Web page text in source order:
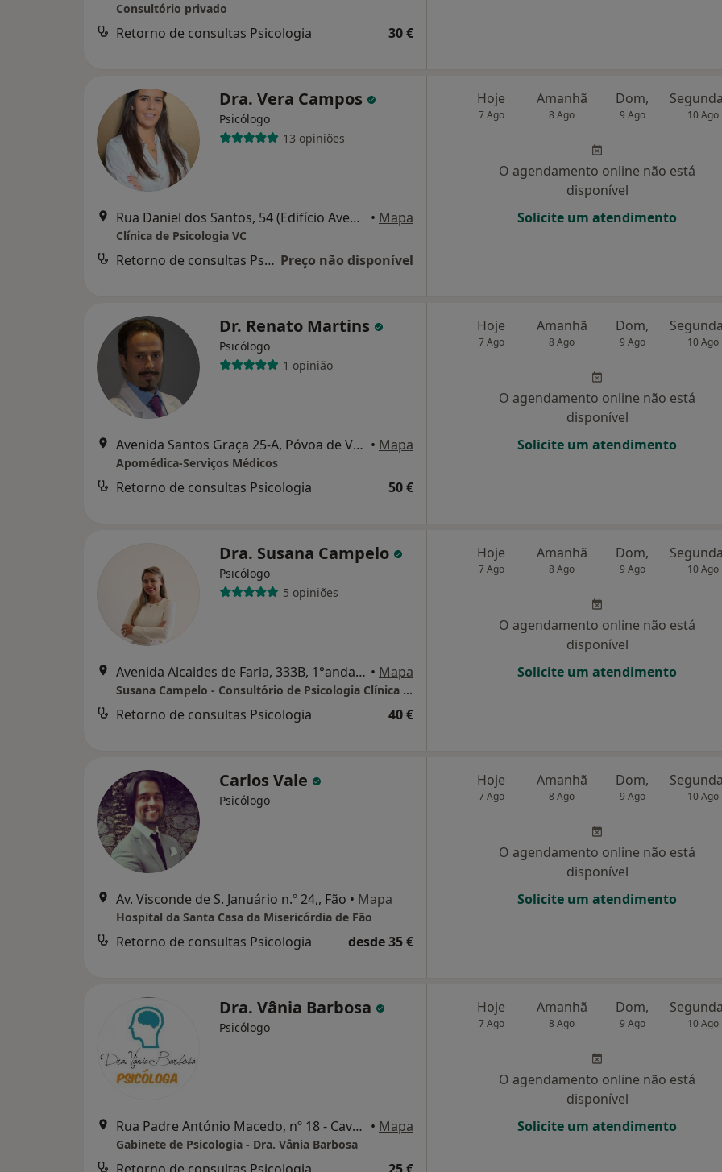
Consultório privado
Retorno de consultas Psicologia 30 €
Dra. Vera Campos
Psicólogo
13 opiniões
Rua Daniel dos Santos, 54 (Edifício Avenida- Traseiras), Vila Nova de Famalicão • Mapa
Clínica de Psicologia VC
Retorno de consultas Psicologia Preço não disponível
Hoje
7 Ago
Amanhã
8 Ago
Dom,
9 Ago 10 Ago
O agendamento online não está
disponível
Solicite um atendimento
Dr. Renato Martins
Psicólogo
1 opinião
Avenida Santos Graça 25-A, Póvoa de Varzim • Mapa
Apomédica-Serviços Médicos
Retorno de consultas Psicologia 50 €
Hoje
7 Ago
Amanhã
8 Ago
Dom,
9 Ago 10 Ago
O agendamento online não está
disponível
Solicite um atendimento
Dra. Susana Campelo
Psicólogo
5 opiniões
Avenida Alcaides de Faria, 333B, 1°andar, sala 1, Barcelos • Mapa
Susana Campelo - Consultório de Psicologia Clínica & Saúde
Retorno de consultas Psicologia 40 €
Hoje
7 Ago
Amanhã
8 Ago
Dom,
9 Ago 10 Ago
O agendamento online não está
disponível
Solicite um atendimento
Carlos Vale
Psicólogo
Av. Visconde de S. Januário n.º 24,, Fão • Mapa
Hospital da Santa Casa da Misericórdia de Fão
Retorno de consultas Psicologia desde 35 €
Hoje
7 Ago
Amanhã
8 Ago
Dom,
9 Ago 10 Ago
O agendamento online não está
disponível
Solicite um atendimento
Dra. Vânia Barbosa
Psicólogo
Rua Padre António Macedo, nº 18 - Cavalões, Vila Nova de Famalicão • Mapa
Gabinete de Psicologia - Dra. Vânia Barbosa
Hoje
7 Ago
Amanhã
8 Ago
Dom,
9 Ago 10 Ago
O agendamento online não está
disponível
Solicite um atendimento